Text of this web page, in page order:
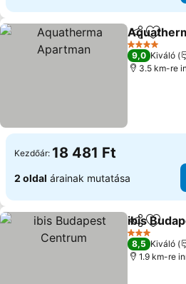
Megosztás
4 Kategória
9,0 Kiváló
3.5 km-re
Kezdőár: 18 481 Ft
2 oldal árainak mutatása
Megosztás
ibis
3 Kategória
8,5 Kiváló
1.9 km-re